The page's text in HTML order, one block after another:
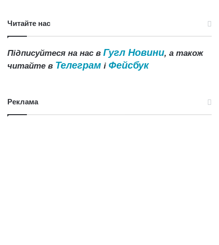
Читайте нас
Підписуйтеся на нас в Гугл Новини, а також
читайте в Телеграм і Фейсбук
Реклама